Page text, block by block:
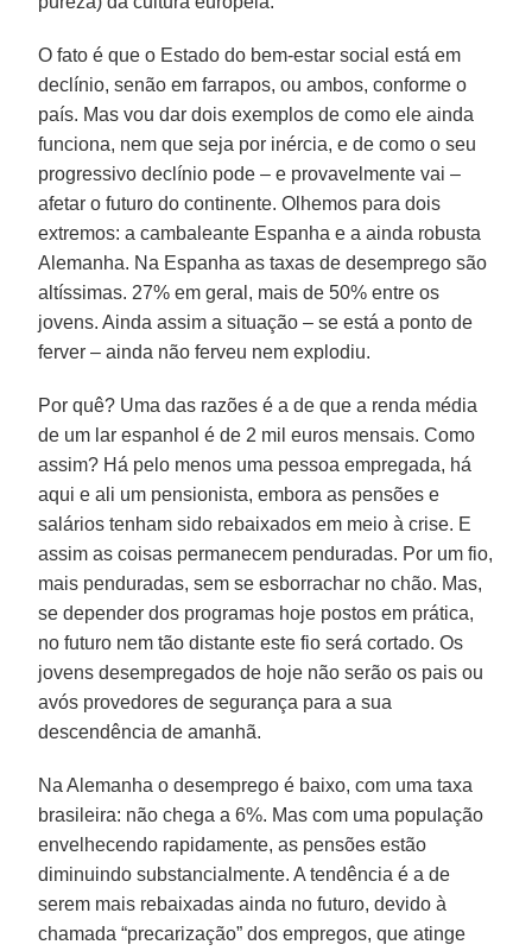
O fato é que o Estado do bem-estar social está em
declínio, senão em farrapos, ou ambos, conforme o
país. Mas vou dar dois exemplos de como ele ainda
funciona, nem que seja por inércia, e de como o seu
progressivo declínio pode – e provavelmente vai –
afetar o futuro do continente. Olhemos para dois
extremos: a cambaleante Espanha e a ainda robusta
Alemanha. Na Espanha as taxas de desemprego são
altíssimas. 27% em geral, mais de 50% entre os
jovens. Ainda assim a situação – se está a ponto de
ferver – ainda não ferveu nem explodiu.
Por quê? Uma das razões é a de que a renda média
de um lar espanhol é de 2 mil euros mensais. Como
assim? Há pelo menos uma pessoa empregada, há
aqui e ali um pensionista, embora as pensões e
salários tenham sido rebaixados em meio à crise. E
assim as coisas permanecem penduradas. Por um fio,
mais penduradas, sem se esborrachar no chão. Mas,
se depender dos programas hoje postos em prática,
no futuro nem tão distante este fio será cortado. Os
jovens desempregados de hoje não serão os pais ou
avós provedores de segurança para a sua
descendência de amanhã.
Na Alemanha o desemprego é baixo, com uma taxa
brasileira: não chega a 6%. Mas com uma população
envelhecendo rapidamente, as pensões estão
diminuindo substancialmente. A tendência é a de
serem mais rebaixadas ainda no futuro, devido à
chamada “precarização” dos empregos, que atinge